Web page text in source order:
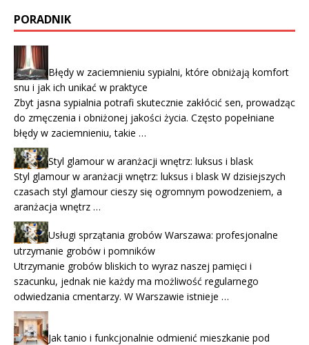
PORADNIK
Błędy w zaciemnieniu sypialni, które obniżają komfort
snu i jak ich unikać w praktyce
Zbyt jasna sypialnia potrafi skutecznie zakłócić sen, prowadząc
do zmęczenia i obniżonej jakości życia. Często popełniane
błędy w zaciemnieniu, takie …
Styl glamour w aranżacji wnętrz: luksus i blask
Styl glamour w aranżacji wnętrz: luksus i blask W dzisiejszych
czasach styl glamour cieszy się ogromnym powodzeniem, a
aranżacja wnętrz …
Usługi sprzątania grobów Warszawa: profesjonalne
utrzymanie grobów i pomników
Utrzymanie grobów bliskich to wyraz naszej pamięci i
szacunku, jednak nie każdy ma możliwość regularnego
odwiedzania cmentarzy. W Warszawie istnieje …
Jak tanio i funkcjonalnie odmienić mieszkanie pod